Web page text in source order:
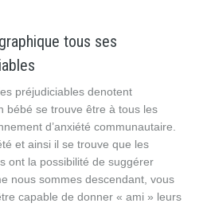
tous ses
préjudiciables denotent
bébé se trouve être à tous les
d’anxiété communautaire.
et ainsi il se trouve que les
ont la possibilité de suggérer
nous sommes descendant, vous
capable de donner « ami » leurs